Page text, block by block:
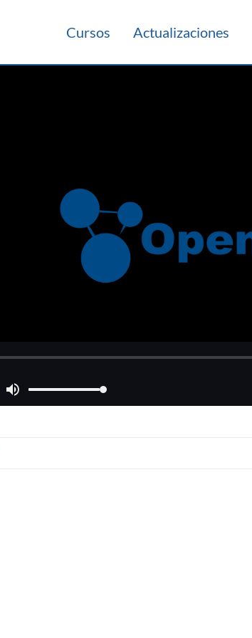
Cursos Actualizaciones